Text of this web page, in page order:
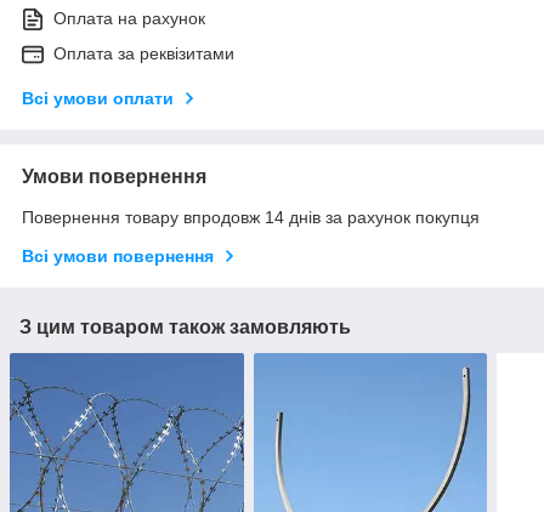
Оплата на рахунок
Оплата за реквізитами
Всі умови оплати
Умови повернення
Повернення товару впродовж 14 днів за рахунок покупця
Всі умови повернення
З цим товаром також замовляють